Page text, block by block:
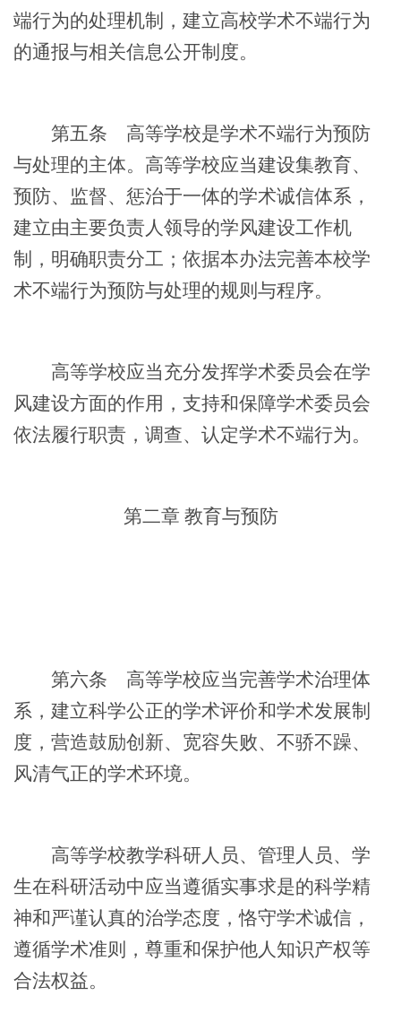
端行为的处理机制，建立高校学术不端行为
的通报与相关信息公开制度。
第五条 高等学校是学术不端行为预防
与处理的主体。高等学校应当建设集教育、
预防、监督、惩治于一体的学术诚信体系，
建立由主要负责人领导的学风建设工作机
制，明确职责分工；依据本办法完善本校学
术不端行为预防与处理的规则与程序。
高等学校应当充分发挥学术委员会在学
风建设方面的作用，支持和保障学术委员会
依法履行职责，调查、认定学术不端行为。
第二章 教育与预防
第六条 高等学校应当完善学术治理体
系，建立科学公正的学术评价和学术发展制
度，营造鼓励创新、宽容失败、不骄不躁、
风清气正的学术环境。
高等学校教学科研人员、管理人员、学
生在科研活动中应当遵循实事求是的科学精
神和严谨认真的治学态度，恪守学术诚信，
遵循学术准则，尊重和保护他人知识产权等
合法权益。